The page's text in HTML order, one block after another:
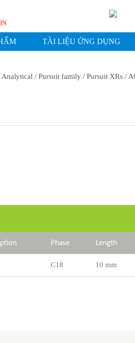
TÀI LIỆU ỨNG DỤNG
Analytical / Pursuit family / Pursuit XRs /
Phase Length
C18 10 mm